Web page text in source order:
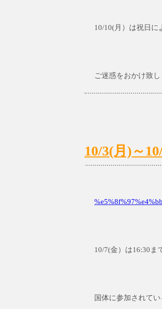
10/10(月）は祝日に
ご迷惑をおかけ致
10/3(月)～
10/7(金）は16:30ま
国体に参加されて